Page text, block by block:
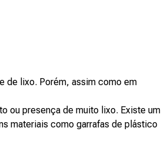
de lixo. Porém, assim como em
ou presença de muito lixo. Existe um
materiais como garrafas de plástico